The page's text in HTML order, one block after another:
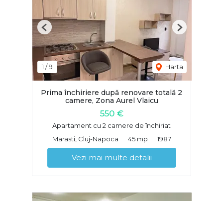
1 /9 Harta
Previous Next
Prima închiriere după renovare totală 2
camere, Zona Aurel Vlaicu
550 €
Apartament cu 2 camere de închiriat
Marasti, Cluj-Napoca
45 mp 1987
Vezi mai multe detalii